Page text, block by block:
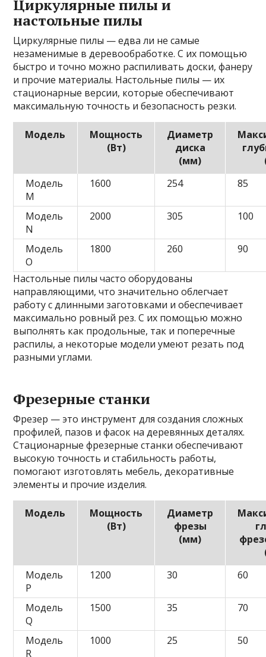
Циркулярные пилы и
настольные пилы
Циркулярные пилы — едва ли не самые
незаменимые в деревообработке. С их помощью
быстро и точно можно распиливать доски, фанеру
и прочие материалы. Настольные пилы — их
стационарные версии, которые обеспечивают
максимальную точность и безопасность резки.
Модель
Мощность
(Вт)
Диаметр
диска
(мм)
Модель
M
1600 254 85
Модель
N
2000 305 100
Модель
O
1800 260 90
Настольные пилы часто оборудованы
направляющими, что значительно облегчает
работу с длинными заготовками и обеспечивает
максимально ровный рез. С их помощью можно
выполнять как продольные, так и поперечные
распилы, а некоторые модели умеют резать под
разными углами.
Фрезерные станки
Фрезер — это инструмент для создания сложных
профилей, пазов и фасок на деревянных деталях.
Стационарные фрезерные станки обеспечивают
высокую точность и стабильность работы,
помогают изготовлять мебель, декоративные
элементы и прочие изделия.
Модель
Мощность
(Вт)
Диаметр
фрезы
(мм)
Модель
P
1200 30 60
Модель
Q
1500 35 70
Модель
R
1000 25 50